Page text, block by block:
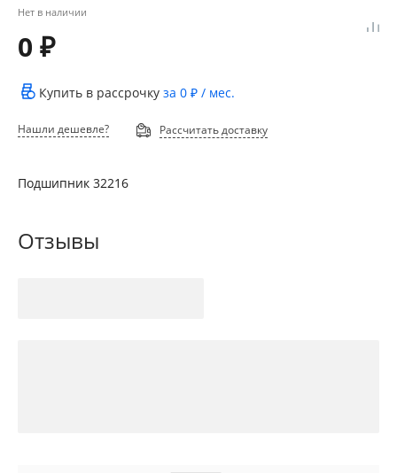
Нет в наличии
0 ₽
Купить в рассрочку за 0 ₽ / мес.
Нашли дешевле? Рассчитать доставку
Подшипник 32216
Отзывы